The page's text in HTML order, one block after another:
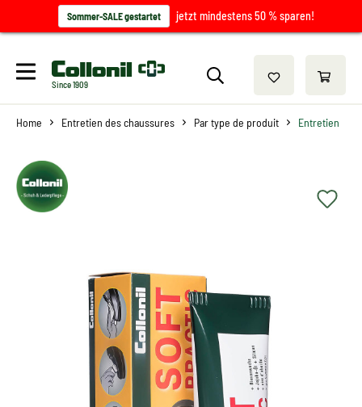
Sommer-SALE gestartet jetzt mindestens 50 % sparen!
Since 1909
Home Entretien des chaussures Par type de produit Entretien